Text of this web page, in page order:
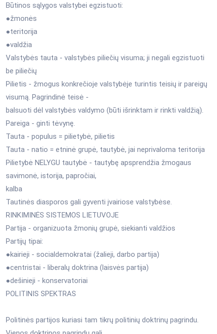
Būtinos sąlygos valstybei egzistuoti:
●žmonės
●teritorija
●valdžia
Valstybės tauta - valstybės piliečių visuma; ji negali egzistuoti
be piliečių
Pilietis - žmogus konkrečioje valstybėje turintis teisių ir pareigų
visumą. Pagrindinė teisė -
balsuoti dėl valstybės valdymo (būti išrinktam ir rinkti valdžią).
Pareiga - ginti tėvynę.
Tauta - populus = pilietybė, pilietis
Tauta - natio = etninė grupė, tautybė, jai neprivaloma teritorija
Pilietybė NELYGU tautybė - tautybę apsprendžia žmogaus
savimonė, istorija, papročiai,
kalba
Tautinės diasporos gali gyventi įvairiose valstybėse.
RINKIMINĖS SISTEMOS LIETUVOJE
Partija - organizuota žmonių grupė, siekianti valdžios
Partijų tipai:
●kairieji - socialdemokratai (žalieji, darbo partija)
●centristai - liberalų doktrina (laisvės partija)
●dešinieji - konservatoriai
POLITINIS SPEKTRAS
Politinės partijos kuriasi tam tikrų politinių doktrinų pagrindu.